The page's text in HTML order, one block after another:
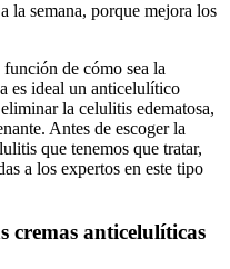
la semana, porque mejora los
de cómo sea la
es ideal un anticelulítico
la celulitis edematosa,
Antes de escoger la
que tenemos que tratar,
a los expertos en este tipo
cremas anticelulíticas